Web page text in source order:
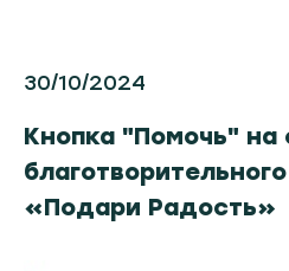
30/10/2024
Кнопка "Помочь" на
«Подари Радость»